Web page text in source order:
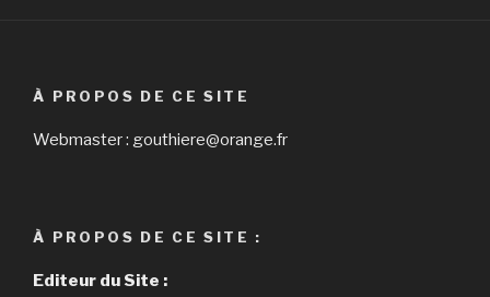
À PROPOS DE CE SITE
Webmaster : gouthiere@orange.fr
À PROPOS DE CE SITE :
Editeur du Site :